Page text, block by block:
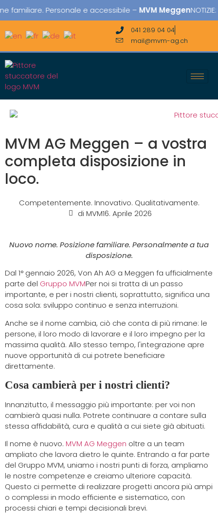
Personale e accessibile –MVM MeggenNOTIZIE:
041 289 04 04
mail@mvm-ag.ch
MVM AG Meggen – a vostra
completa disposizione in
loco.
Competentemente. Innovativo. Qualitativamente.
di MVM16. Aprile 2026
Nuovo nome. Posizione familiare. Personalmente a tua
disposizione.
Dal 1° gennaio 2026, Von Ah AG a Meggen fa ufficialmente
parte del Gruppo MVMPer noi si tratta di un passo
importante, e per i nostri clienti, soprattutto, significa una
cosa sola: sviluppo continuo e senza interruzioni.
Anche se il nome cambia, ciò che conta di più rimane: le
persone, il loro modo di lavorare e il loro impegno per la
massima qualità. Allo stesso tempo, l'integrazione apre
nuove opportunità di cui potrete beneficiare
direttamente.
Cosa cambierà per i nostri clienti?
Innanzitutto, il messaggio più importante: per voi non
cambierà quasi nulla. Potrete continuare a contare sulla
stessa affidabilità, cura e qualità a cui siete già abituati.
Il nome è nuovo. MVM AG Meggen oltre a un team
ampliato che lavora dietro le quinte. Entrando a far parte
del Gruppo MVM, uniamo i nostri punti di forza, ampliamo
le nostre competenze e creiamo ulteriore capacità.
Questo ci permette di realizzare progetti ancora più ampi
o complessi in modo efficiente e sistematico, con
processi chiari e tempi decisionali brevi.